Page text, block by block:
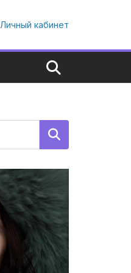
Личный кабинет
Поиск